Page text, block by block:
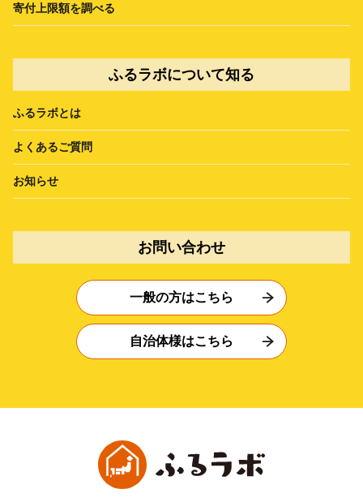
寄付上限額を調べる
ふるラボについて知る
ふるラボとは
よくあるご質問
お知らせ
お問い合わせ
一般の方はこちら
自治体様はこちら